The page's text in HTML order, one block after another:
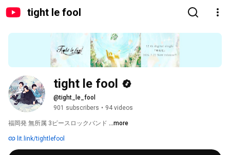
tight le fool
tight le fool
@tight_le_fool
901 subscribers • 94 videos
福岡発 無所属 3ピースロックバンド ...more
lit.link/tightlefool